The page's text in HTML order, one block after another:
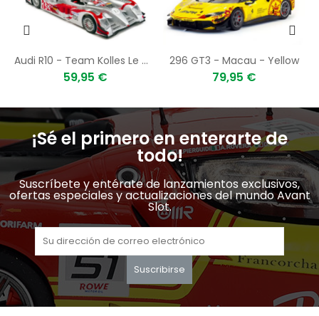
Audi R10 - Team Kolles Le Mans 2010 No.15
59,95 €
296 GT3 - Macau - Yellow
79,95 €
¡Sé el primero en enterarte de
todo!
Suscríbete y entérate de lanzamientos exclusivos,
ofertas especiales y actualizaciones del mundo Avant
Slot.
Suscribirse